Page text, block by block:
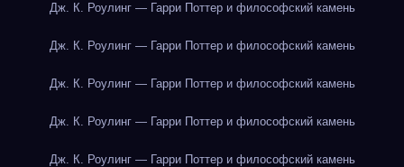
Дж. К. Роулинг — Гарри Поттер и философский камень
Дж. К. Роулинг — Гарри Поттер и философский камень
Дж. К. Роулинг — Гарри Поттер и философский камень
Дж. К. Роулинг — Гарри Поттер и философский камень
Дж. К. Роулинг — Гарри Поттер и философский камень